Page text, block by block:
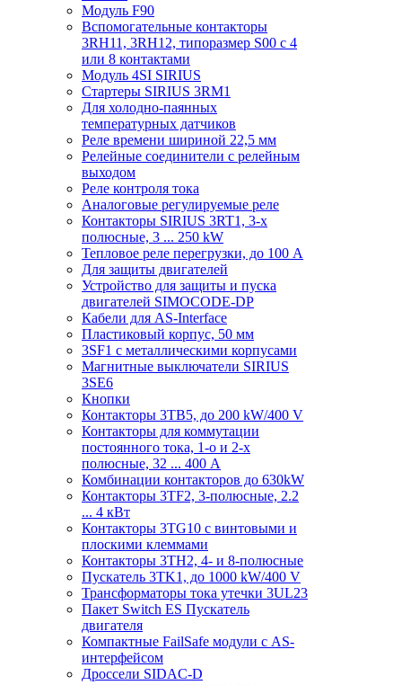
Модуль F90
Вспомогательные контакторы
3RH11, 3RH12, типоразмер S00 с 4
или 8 контактами
Модуль 4SI SIRIUS
Стартеры SIRIUS 3RM1
Для холодно-паянных
температурных датчиков
Реле времени шириной 22,5 мм
Релейные соединители с релейным
выходом
Реле контроля тока
Аналоговые регулируемые реле
Контакторы SIRIUS 3RT1, 3-х
полюсные, 3 ... 250 kW
Тепловое реле перегрузки, до 100 A
Для защиты двигателей
Устройство для защиты и пуска
двигателей SIMOCODE-DP
Кабели для AS-Interface
Пластиковый корпус, 50 мм
3SF1 с металлическими корпусами
Магнитные выключатели SIRIUS
3SE6
Кнопки
Контакторы 3TB5, до 200 kW/400 V
Контакторы для коммутации
постоянного тока, 1-о и 2-х
полюсные, 32 ... 400 A
Комбинации контакторов до 630kW
Контакторы 3TF2, 3-полюсные, 2.2
... 4 кВт
Контакторы 3TG10 c винтовыми и
плоскими клеммами
Контакторы 3TH2, 4- и 8-полюсные
Пускатель 3TK1, до 1000 kW/400 V
Трансформаторы тока утечки 3UL23
Пакет Switch ES Пускатель
двигателя
Компактные FailSafe модули с AS-
интерфейсом
Дроссели SIDAC-D